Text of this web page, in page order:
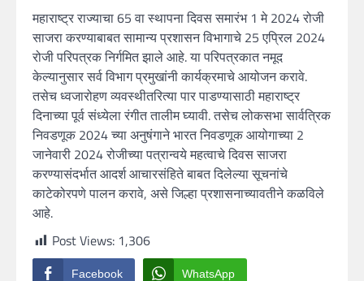
महाराष्ट्र राज्याचा 65 वा स्थापना दिवस समारंभ 1 मे 2024 रोजी
साजरा करण्याबाबत सामान्य प्रशासन विभागाचे 25 एप्रिल 2024
रोजी परिपत्रक निर्गमित झाले आहे. या परिपत्रकात नमूद
केल्यानुसार सर्व विभाग प्रमुखांनी कार्यक्रमाचे आयोजन करावे.
तसेच ध्वजारोहण व्यवस्थीतरित्या पार पाडण्यासाठी महाराष्ट्र
दिनाच्या पूर्व संध्येला रंगीत तालीम घ्यावी. तसेच लोकसभा सार्वत्रिक
निवडणूक 2024 च्या अनुषंगाने भारत निवडणूक आयोगाच्या 2
जानेवारी 2024 रोजीच्या पत्रान्वये महत्वाचे दिवस साजरा
करण्यासंदर्भात आदर्श आचारसंहिते बाबत दिलेल्या सूचनांचे
काटेकोरपणे पालन करावे, असे जिल्हा प्रशासनाच्यावतीने कळविले
आहे.
Post Views: 1,306
Facebook WhatsApp